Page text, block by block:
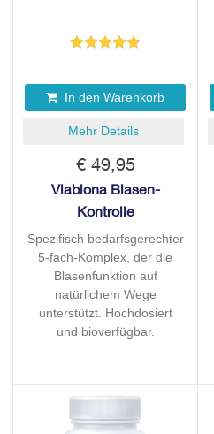
In den Warenkorb
Mehr Details
€ 49,95
Viabiona Blasen-
Kontrolle
Spezifisch bedarfsgerechter
5-fach-Komplex, der die
Blasenfunktion auf
natürlichem Wege
unterstützt. Hochdosiert
und bioverfügbar.